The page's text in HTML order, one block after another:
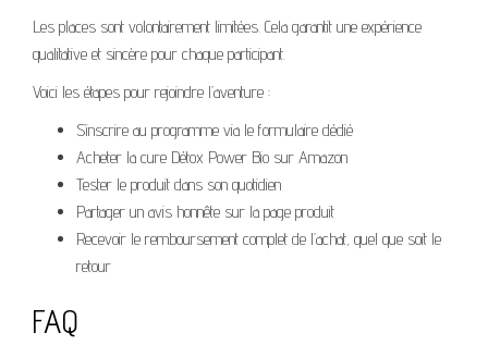
Les places sont volontairement limitées. Cela garantit une expérience
qualitative et sincère pour chaque participant.
Voici les étapes pour rejoindre l’aventure :
S’inscrire au programme via le formulaire dédié
Acheter la cure Détox Power Bio sur Amazon
Tester le produit dans son quotidien
Partager un avis honnête sur la page produit
Recevoir le remboursement complet de l’achat, quel que soit le
retour
FAQ